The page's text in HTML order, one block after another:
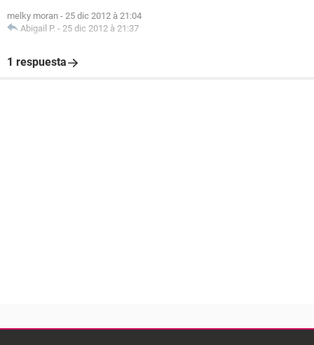
melky moran - 25 dic 2012 à 21:04
Abigail P. - 25 dic 2012 à 21:37
1 respuesta